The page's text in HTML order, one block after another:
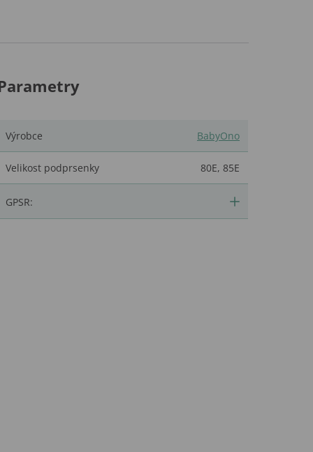
Výrobce BabyOno
Velikost podprsenky 80E, 85E
GPSR: